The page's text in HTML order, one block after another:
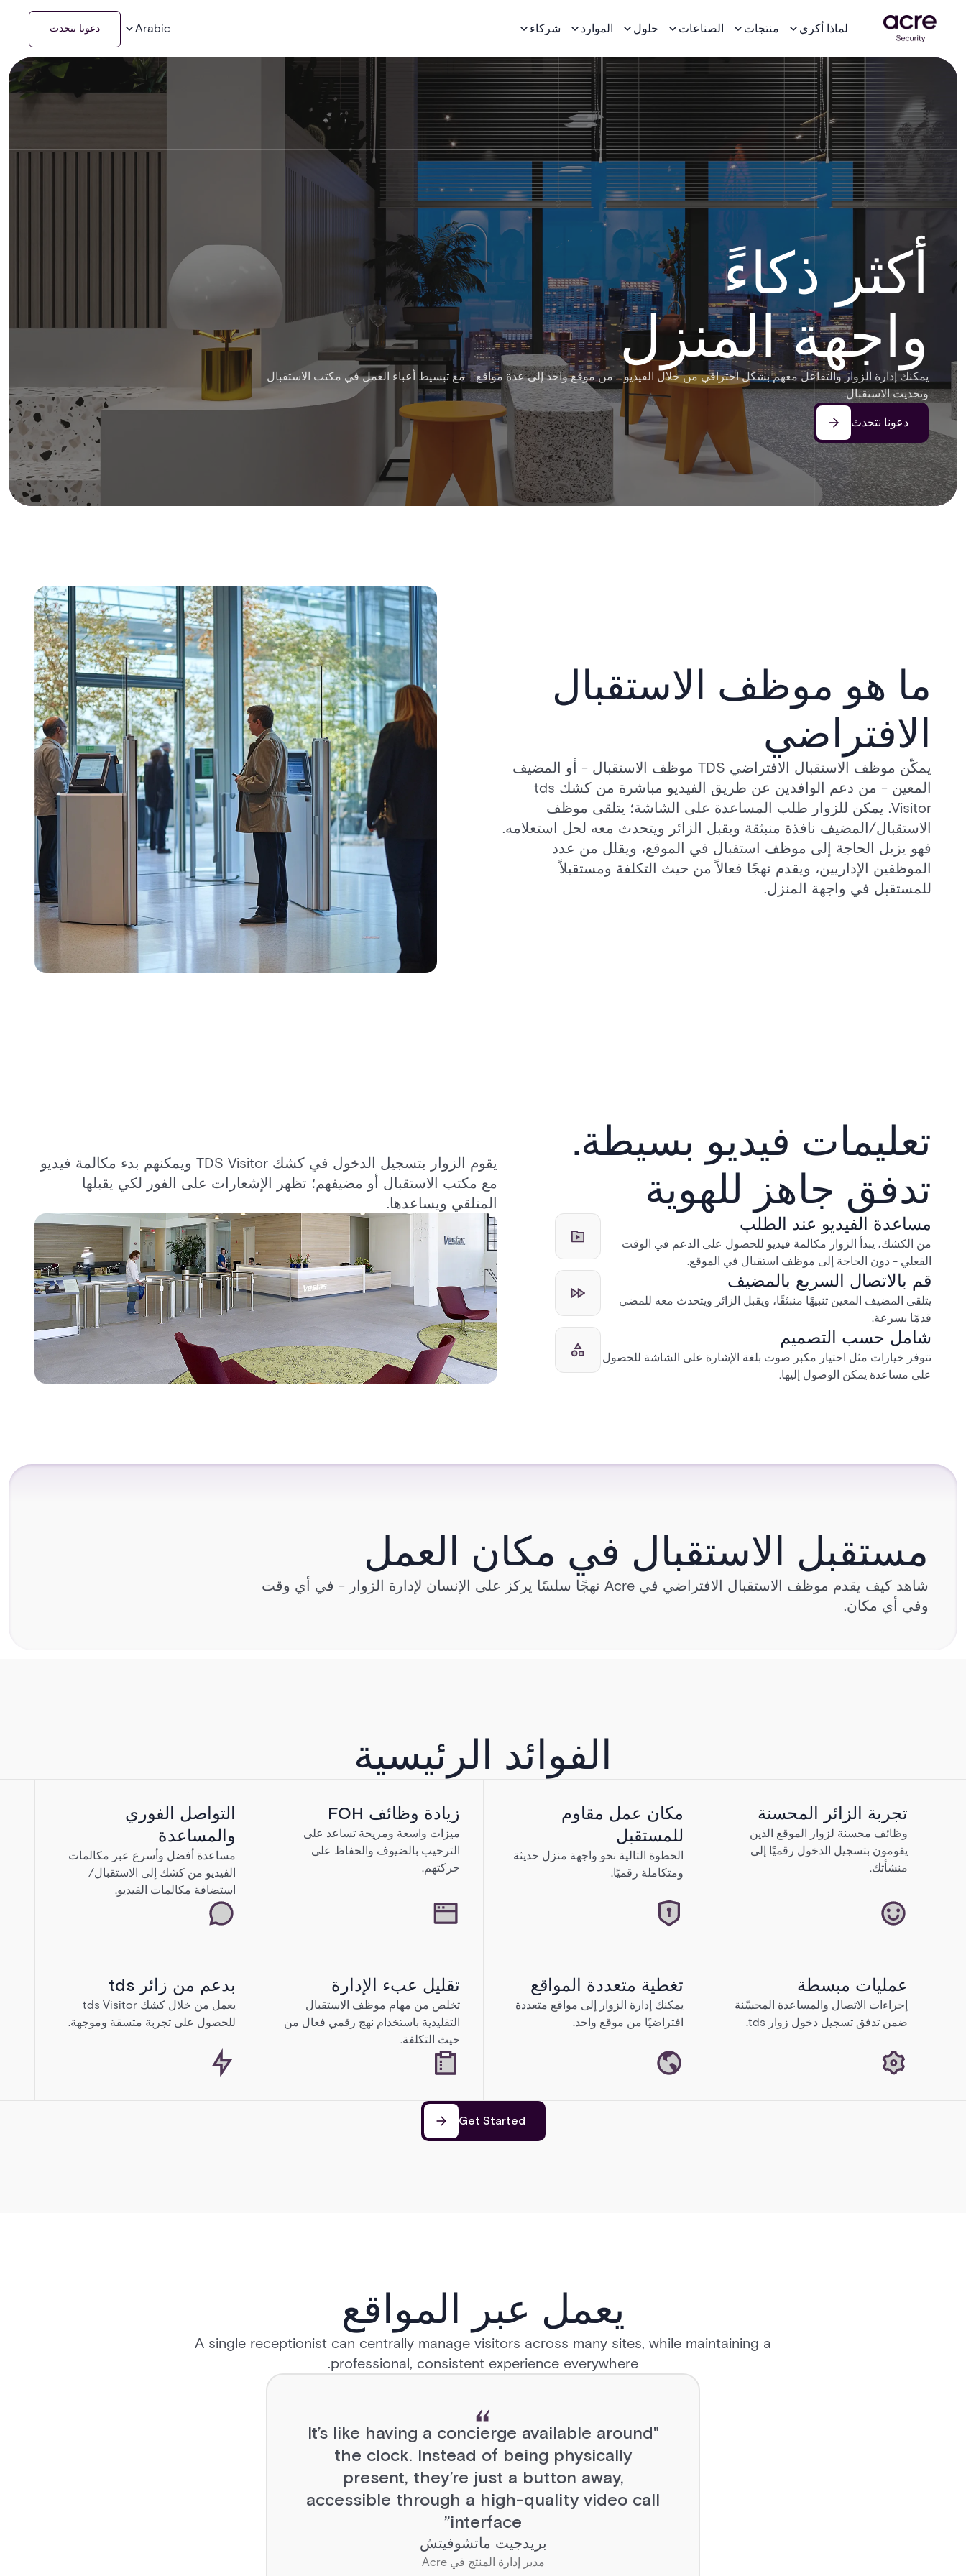
لماذا أكري منتجات الصناعات حلول الموارد شركاء Arabic دعونا نتحدث
أكثر ذكاءً
واجهة المنزل
يمكنك إدارة الزوار والتفاعل معهم بشكل احترافي من خلال الفيديو - من موقع واحد إلى عدة مواقع - مع تبسيط أعباء العمل في مكتب الاستقبال
وتحديث الاستقبال.
دعونا نتحدث
ما هو موظف الاستقبال
الافتراضي
يمكّن موظف الاستقبال الافتراضي TDS موظف الاستقبال - أو المضيف
المعين - من دعم الوافدين عن طريق الفيديو مباشرة من كشك tds
Visitor. يمكن للزوار طلب المساعدة على الشاشة؛ يتلقى موظف
الاستقبال/المضيف نافذة منبثقة ويقبل الزائر ويتحدث معه لحل استعلامه.
فهو يزيل الحاجة إلى موظف استقبال في الموقع، ويقلل من عدد
الموظفين الإداريين، ويقدم نهجًا فعالاً من حيث التكلفة ومستقبلاً
للمستقبل في واجهة المنزل.
تعليمات فيديو بسيطة.
تدفق جاهز للهوية
يقوم الزوار بتسجيل الدخول في كشك TDS Visitor ويمكنهم بدء مكالمة فيديو
مع مكتب الاستقبال أو مضيفهم؛ تظهر الإشعارات على الفور لكي يقبلها
المتلقي ويساعدها.
مساعدة الفيديو عند الطلب
من الكشك، يبدأ الزوار مكالمة فيديو للحصول على الدعم في الوقت
الفعلي - دون الحاجة إلى موظف استقبال في الموقع.
قم بالاتصال السريع بالمضيف
يتلقى المضيف المعين تنبيهًا منبثقًا، ويقبل الزائر ويتحدث معه للمضي
قدمًا بسرعة.
شامل حسب التصميم
تتوفر خيارات مثل اختيار مكبر صوت بلغة الإشارة على الشاشة للحصول
على مساعدة يمكن الوصول إليها.
مستقبل الاستقبال في مكان العمل
شاهد كيف يقدم موظف الاستقبال الافتراضي في Acre نهجًا سلسًا يركز على الإنسان لإدارة الزوار - في أي وقت
وفي أي مكان.
تعاني مكاتب الاستقبال التقليدية من القصور - وغالبًا ما تشعر
الأكشاك الآلية بالبرودة والارتباك.
الفوائد الرئيسية
تجربة الزائر المحسنة
وظائف محسنة لزوار الموقع الذين
يقومون بتسجيل الدخول رقميًا إلى
منشأتك.
مكان عمل مقاوم
للمستقبل
الخطوة التالية نحو واجهة منزل حديثة
ومتكاملة رقميًا.
زيادة وظائف FOH
ميزات واسعة ومريحة تساعد على
الترحيب بالضيوف والحفاظ على
حركتهم.
التواصل الفوري
والمساعدة
مساعدة أفضل وأسرع عبر مكالمات
الفيديو من كشك إلى الاستقبال/
استضافة مكالمات الفيديو.
عمليات مبسطة
إجراءات الاتصال والمساعدة المحسّنة
ضمن تدفق تسجيل دخول زوار tds.
تغطية متعددة المواقع
يمكنك إدارة الزوار إلى مواقع متعددة
افتراضيًا من موقع واحد.
تقليل عبء الإدارة
تخلص من مهام موظف الاستقبال
التقليدية باستخدام نهج رقمي فعال من
حيث التكلفة.
بدعم من زائر tds
يعمل من خلال كشك tds Visitor
للحصول على تجربة متسقة وموجهة.
Get Started
يعمل عبر المواقع
A single receptionist can centrally manage visitors across many sites, while maintaining a
professional, consistent experience everywhere.
"It’s like having a concierge available around
the clock. Instead of being physically
present, they’re just a button away,
accessible through a high-quality video call
interface”
بريدجيت ماتشوفيتش
مدير إدارة المنتج في Acre